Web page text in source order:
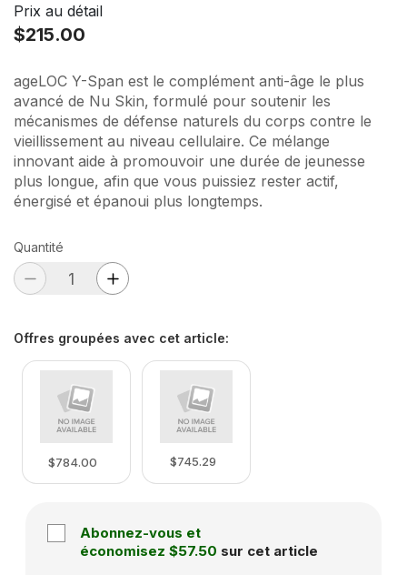
Prix au détail
$215.00
ageLOC Y-Span est le complément anti-âge le plus
avancé de Nu Skin, formulé pour soutenir les
mécanismes de défense naturels du corps contre le
vieillissement au niveau cellulaire. Ce mélange
innovant aide à promouvoir une durée de jeunesse
plus longue, afin que vous puissiez rester actif,
énergisé et épanoui plus longtemps.
Quantité
Offres groupées avec cet article:
$784.00 $745.29
Abonnez-vous et
économisez $57.50 sur cet article